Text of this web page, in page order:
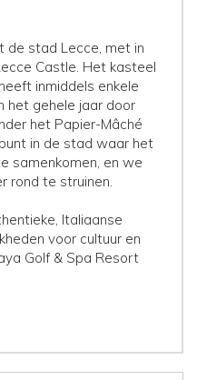
de stad Lecce, met in
Castle. Het kasteel
inmiddels enkele
het gehele jaar door
het Papier-Mâché
in de stad waar het
samenkomen, en we
rond te struinen.
Italiaanse
voor cultuur en
Golf & Spa Resort